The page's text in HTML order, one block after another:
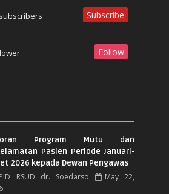
subscribers Subscribe
Follow
Program Mutu dan
Pasien Periode Januari-
2026 kepada Dewan Pengawas
RSUD dr. Soedarso
May 22,